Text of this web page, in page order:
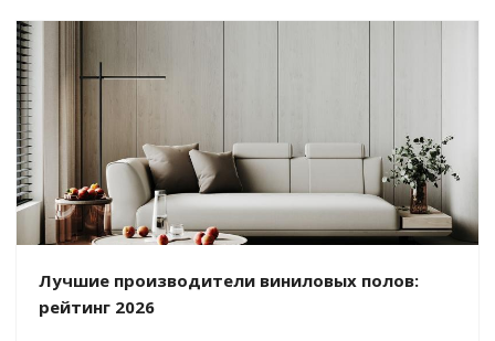
Лучшие производители виниловых полов:
рейтинг 2026